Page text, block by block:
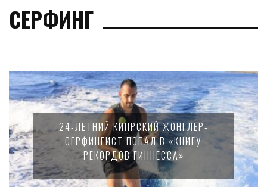
СЕРФИНГ
24-ЛЕТНИЙ КИПРСКИЙ ЖОНГЛЕР-
СЕРФИНГИСТ ПОПАЛ В «КНИГУ
РЕКОРДОВ ГИННЕССА»